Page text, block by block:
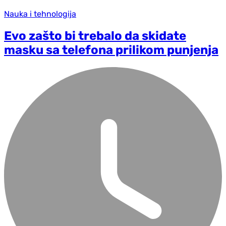
Nauka i tehnologija
Evo zašto bi trebalo da skidate
masku sa telefona prilikom punjenja